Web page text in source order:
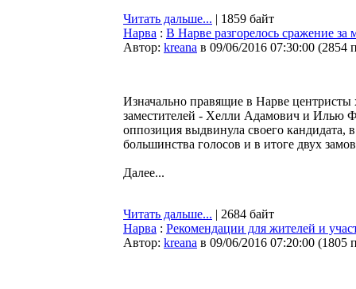
Читать дальше... | 1859 байт
Нарва : В Нарве разгорелось сражение за
Автор: kreana в 09/06/2016 07:30:00 (2854
Изначально правящие в Нарве центристы
заместителей - Хелли Адамович и Илью
оппозиция выдвинула своего кандидата,
большинства голосов и в итоге двух
Далее...
Читать дальше... | 2684 байт
Нарва : Рекомендации для жителей и
Автор: kreana в 09/06/2016 07:20:00 (1805